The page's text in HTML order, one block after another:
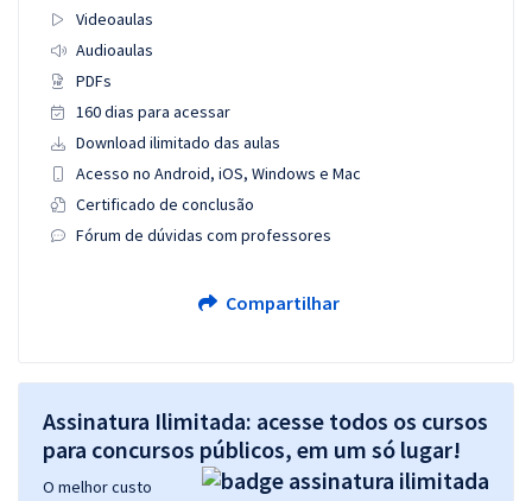
Videoaulas
Audioaulas
PDFs
160 dias para acessar
Download ilimitado das aulas
Acesso no Android, iOS, Windows e Mac
Certificado de conclusão
Fórum de dúvidas com professores
Compartilhar
Assinatura Ilimitada: acesse todos os cursos
para concursos públicos, em um só lugar!
O melhor custo